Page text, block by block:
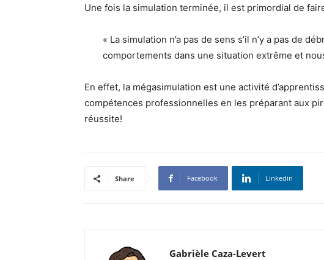
Une fois la simulation terminée, il est primordial de
« La simulation n’a pas de sens s’il n’y a pas de
comportements dans une situation extrême et
En effet, la mégasimulation est une activité
compétences professionnelles en les préparant aux
réussite!
Share Facebook Linkedin
Gabrièle Caza-Levert